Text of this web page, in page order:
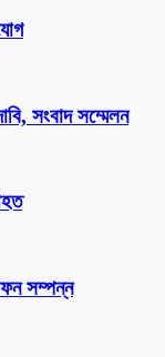
সংবাদ সম্মেলন
সম্পন্ন